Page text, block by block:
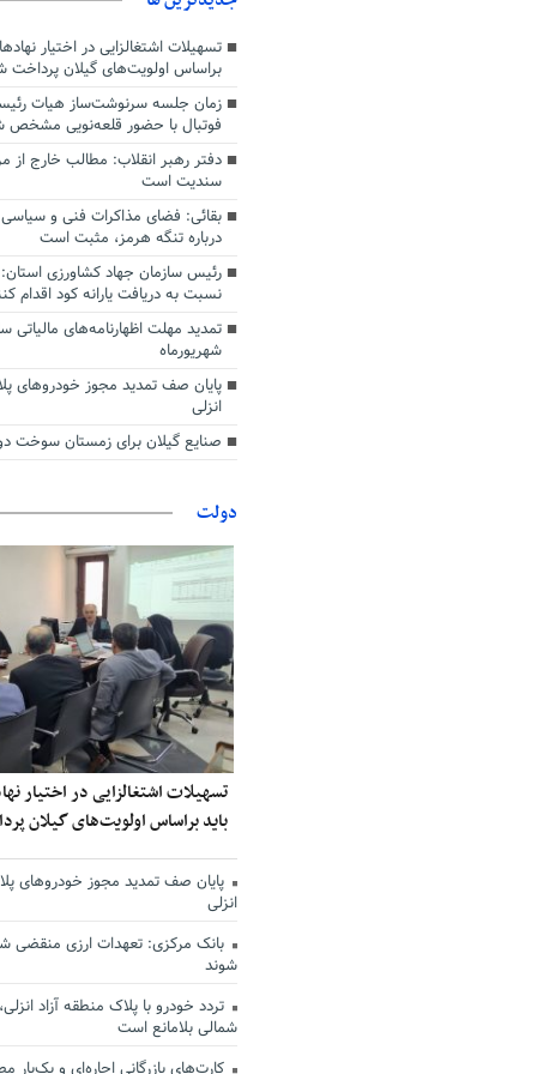
دشواری‌های جنگ گذر کرد
تسهیلات اشتغالزایی در اختیار
براساس اولویت‌های گیلان پرداخت
زمان جلسه سرنوشت‌ساز هیات
فوتبال با حضور قلعه‌نویی مشخص
دفتر رهبر انقلاب: مطالب خارج از
سندیت است
بقائی: فضای مذاکرات فنی و سیاسی
درباره تنگه هرمز، مثبت است
رئیس سازمان جهاد کشاورزی استان:
نسبت به دریافت یارانه کود اقدام
شهریورماه
پایان صف تمدید مجوز خودروهای
انزلی
صنایع گیلان برای زمستان سوخت
دولت
تسهیلات اشتغالزایی در اختیار
باید براساس اولویت‌های گیلان
پایان صف تمدید مجوز خودروهای
انزلی
بانک مرکزی: تعهدات ارزی منقضی
شوند
تردد خودرو با پلاک منطقه آزاد
شمالی بلامانع است